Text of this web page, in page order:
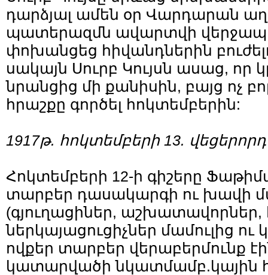
դարձյալ ամեն օր Վարդարան
պատերազմն ավարտվի
փոխանցեց հիվանդներին
սակայն Սուրբ Կույսն ասաց, որ
նրանցից մի քանիսին, բայց ոչ
հրաշքը գործել հոկտեմբերին:
1917թ. հոկտեմբերի13.
Հոկտեմբերի 12-ի գիշերը
տարբեր դասակարգի ու խավի
(գյուղացիներ,
ներկայացուցիչներ մամուլից ու
ովքեր տարբեր վերաբերմունք
կատարվածի նկատմամբ.կային